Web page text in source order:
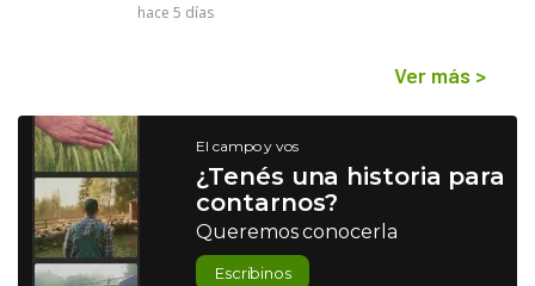
hace 5 días
Ver más >
El campo y vos
¿Tenés una historia para
contarnos?
Queremos conocerla
Escribinos